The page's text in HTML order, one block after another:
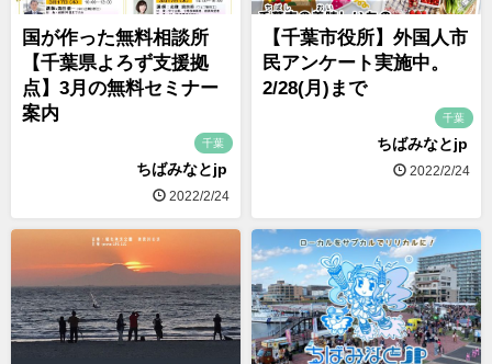
国が作った無料相談所
【千葉県よろず支援拠
点】3月の無料セミナー
案内
千葉
ちばみなとjp
2022/2/24
【千葉市役所】外国人市
民アンケート実施中。
2/28(月)まで
千葉
ちばみなとjp
2022/2/24